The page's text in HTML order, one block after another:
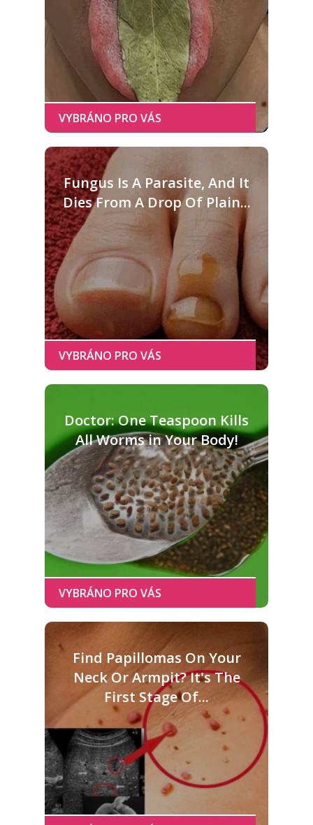
Fungus Is A Parasite, And It
Dies From A Drop Of Plain...
Doctor: One Teaspoon Kills
All Worms in Your Body!
Find Papillomas On Your
Neck Or Armpit? It's The
First Stage Of...